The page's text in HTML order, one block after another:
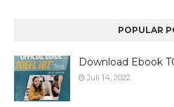
POPULAR
Download Ebook
Juli 14, 2022